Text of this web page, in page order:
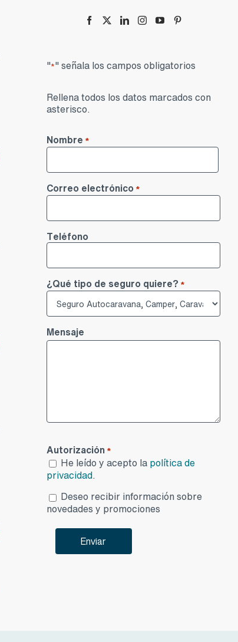
"*" señala los campos obligatorios
Rellena todos los datos marcados con
asterisco.
Nombre *
Correo electrónico *
Teléfono
¿Qué tipo de seguro quiere? *
Mensaje
Autorización *
He leído y acepto la política de
privacidad.
Desea
publicidad
Deseo recibir información sobre
novedades y promociones